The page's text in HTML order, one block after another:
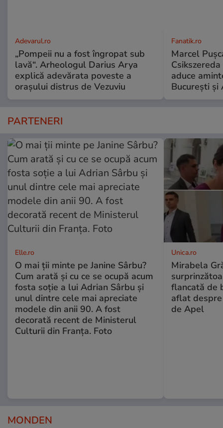
Adevarul.ro
„Pompeii nu a fost îngropat sub
lavă“. Arheologul Darius Arya
explică adevărata poveste a
orașului distrus de Vezuviu
Fanatik.ro
Marcel
aduce
București și
PARTENERI
Elle.ro
O mai ții minte pe Janine Sârbu?
Cum arată și cu ce se ocupă acum
fosta soție a lui Adrian Sârbu și
unul dintre cele mai apreciate
modele din anii 90. A fost
decorată recent de Ministerul
Culturii din Franța. Foto
Unica.ro
Mirabela
flancată de
aflat
de Apel
MONDEN